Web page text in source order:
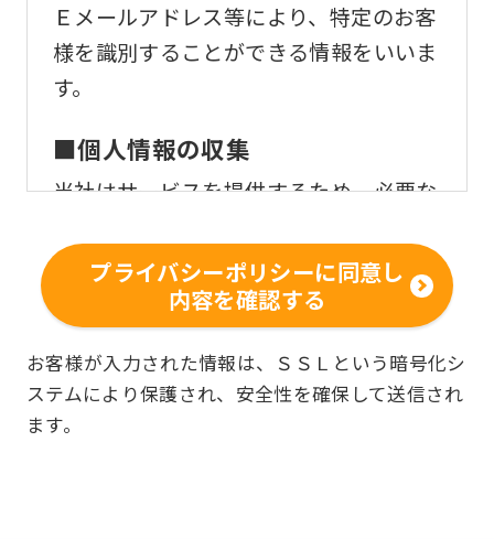
Ｅメールアドレス等により、特定のお客
様を識別することができる情報をいいま
す。
■個人情報の収集
当社はサービスを提供するため、必要な
客様の個人情報を収集いたします。
■個人情報の利用
お客様からお預かりした個人情報は、以
下の目的で使用させて頂きます。また、
違法または不当な行為を助長し、または
プライバシーポリシーに同意し
内容を確認する
お客様が入力された情報は、ＳＳＬという暗号化シ
ステムにより保護され、安全性を確保して送信され
ます。